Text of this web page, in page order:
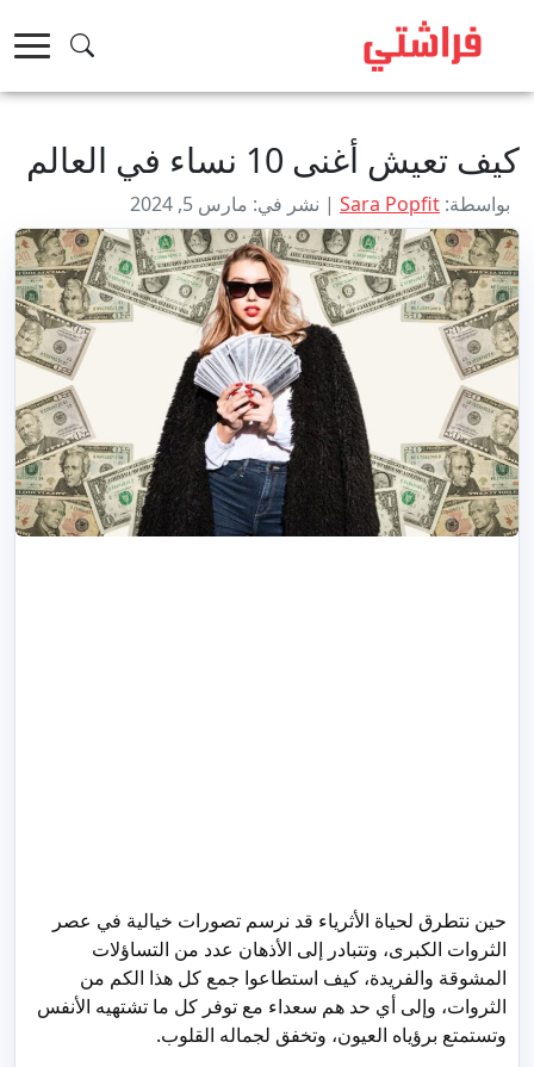
كيف تعيش أغنى 10 نساء في العالم
بواسطة: Sara Popfit | نشر في: مارس 5, 2024
حين نتطرق لحياة الأثرياء قد نرسم تصورات خيالية في عصر
الثروات الكبرى، وتتبادر إلى الأذهان عدد من التساؤلات
المشوقة والفريدة، كيف استطاعوا جمع كل هذا الكم من
الثروات، وإلى أي حد هم سعداء مع توفر كل ما تشتهيه الأنفس
وتستمتع برؤياه العيون، وتخفق لجماله القلوب.